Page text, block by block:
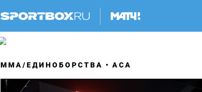
MMA/ЕДИНОБОРСТВА АСА